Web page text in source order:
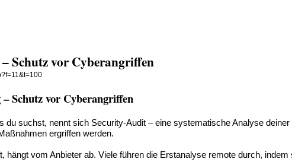
Schutz vor Cyberangriffen
Schutz vor Cyberangriffen
du suchst, nennt sich Security-Audit – eine systematische Analyse
ergriffen werden.
hängt vom Anbieter ab. Viele führen die Erstanalyse remote durch,